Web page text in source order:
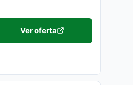
Ver oferta